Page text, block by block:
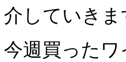
介していきま
今週買った